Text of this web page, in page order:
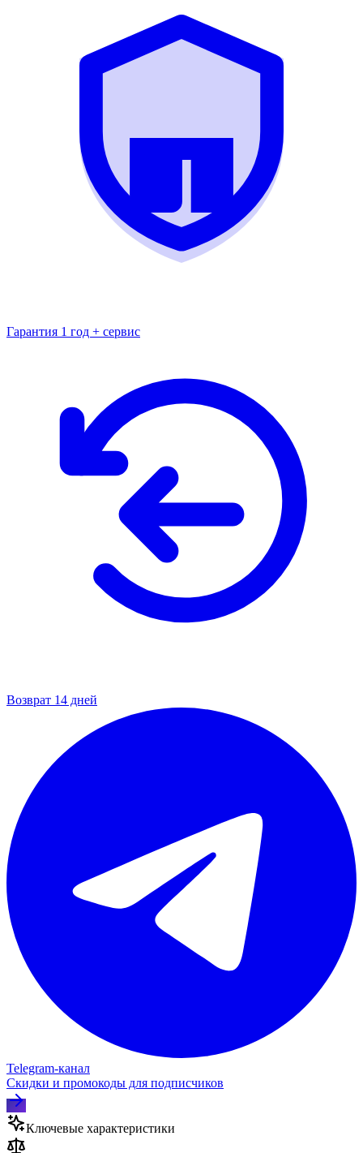
Гарантия 1 год + сервис
Возврат 14 дней
Telegram‑канал
Скидки и промокоды для подписчиков
Ключевые характеристики